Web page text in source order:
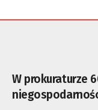
W prokuraturze